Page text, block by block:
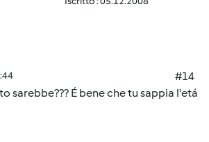
#14
sarebbe??? É bene che tu sappia l'etá